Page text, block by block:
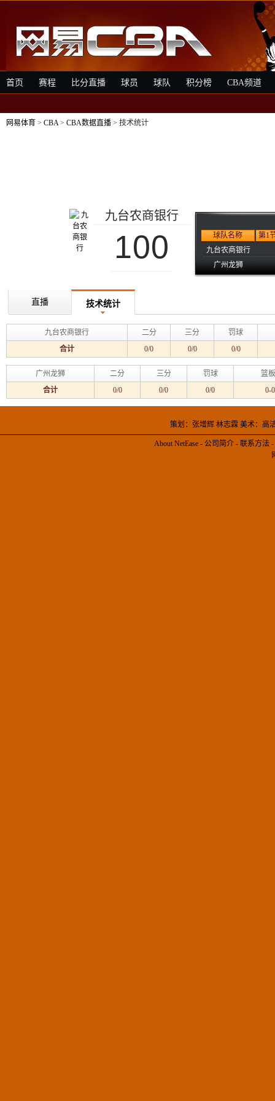
首页 赛程 比分直播 球员 球队 积分榜 CBA频道
网易体育 > CBA> CBA数据直播 > 技术统计
九台农商银行
100 球队名称
第1
九台农商银行
广州龙狮
直播 技术统计
九台农商银行 二分 三分
罚球
合计
0/0 0/0 0/0
广州龙狮 二分 三分 罚球
篮
合计
0/0 0/0 0/0 0-
策划：张增辉 林志霖 美术：
About NetEase - 公司简介 - 联系方法 -